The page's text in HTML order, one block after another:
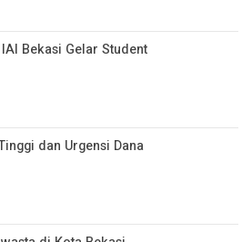
Bekasi Gelar Student
dan Urgensi Dana